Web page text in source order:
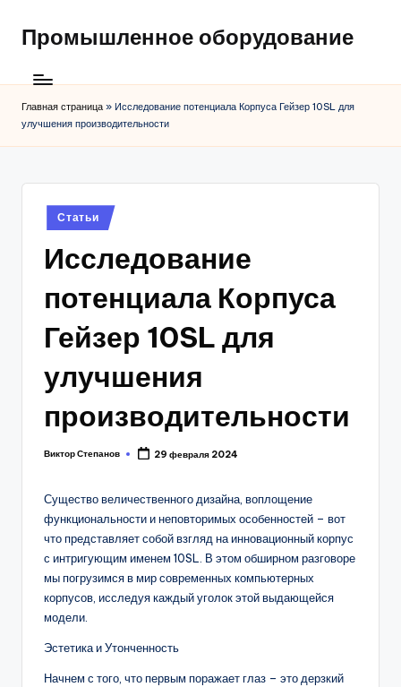
Промышленное оборудование
Главная страница » Исследование потенциала Корпуса Гейзер 10SL для
улучшения производительности
Posted
in
Статьи
Исследование
потенциала Корпуса
Гейзер 10SL для
улучшения
производительности
Posted
Виктор Степанов 29 февраля 2024
Существо величественного дизайна, воплощение
функциональности и неповторимых особенностей – вот
что представляет собой взгляд на инновационный корпус
с интригующим именем 10SL. В этом обширном разговоре
мы погрузимся в мир современных компьютерных
корпусов, исследуя каждый уголок этой выдающейся
модели.
Эстетика и Утонченность
Начнем с того, что первым поражает глаз – это дерзкий